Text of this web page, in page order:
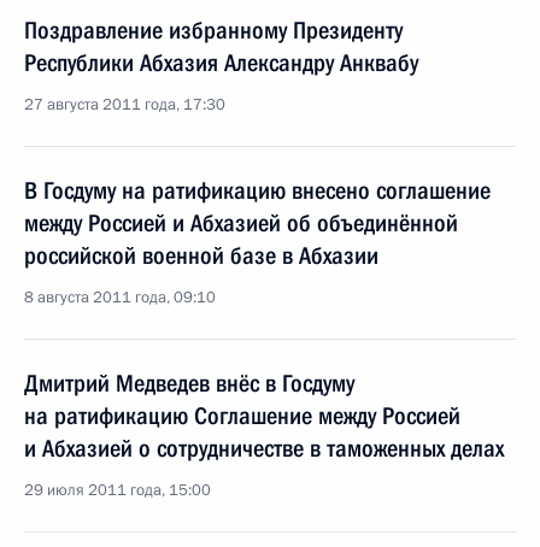
Поздравление избранному Президенту
Республики Абхазия Александру Анквабу
27 августа 2011 года, 17:30
В Госдуму на ратификацию внесено соглашение
между Россией и Абхазией об объединённой
российской военной базе в Абхазии
8 августа 2011 года, 09:10
Дмитрий Медведев внёс в Госдуму
на ратификацию Соглашение между Россией
и Абхазией о сотрудничестве в таможенных делах
29 июля 2011 года, 15:00